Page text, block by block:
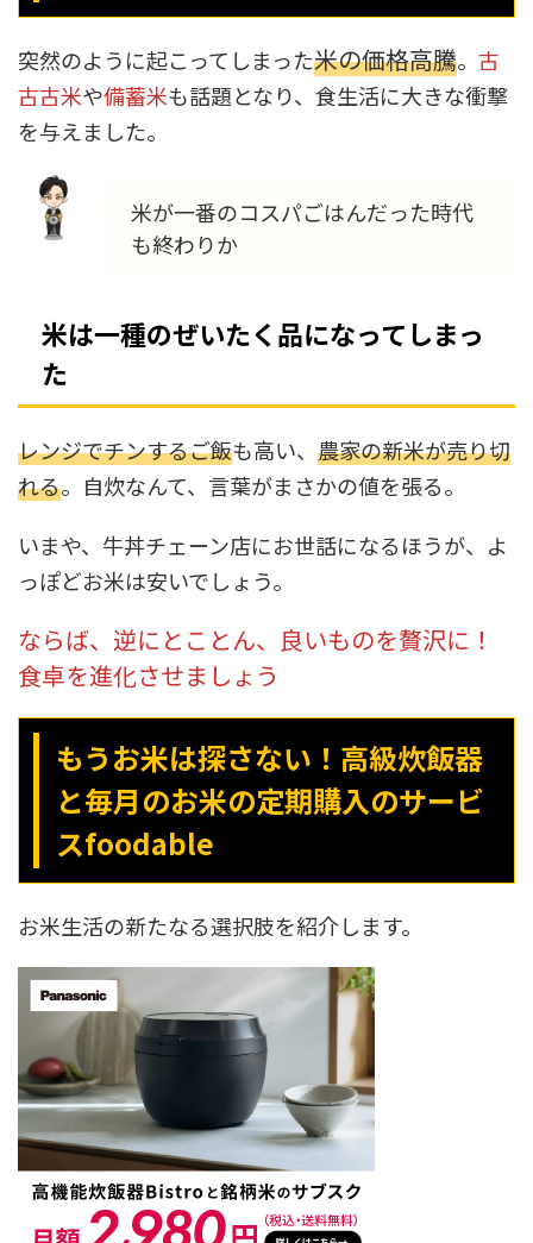
突然のように起こってしまった米の価格高騰。 古
古古米や備蓄米も話題となり、食生活に大きな衝撃
を与えました。
米が一番のコスパごはんだった時代
も終わりか
米は一種のぜいたく品になってしまっ
た
レンジでチンするご飯も高い、 農家の新米が売り切
れる。自炊なんて、言葉がまさかの値を張る。
いまや、牛丼チェーン店にお世話になるほうが、よ
っぽどお米は安いでしょう。
ならば、逆にとことん、良いものを贅沢に！
食卓を進化させましょう
もうお米は探さない！高級炊飯器
と毎月のお米の定期購入のサービ
スfoodable
お米生活の新たなる選択肢を紹介します。